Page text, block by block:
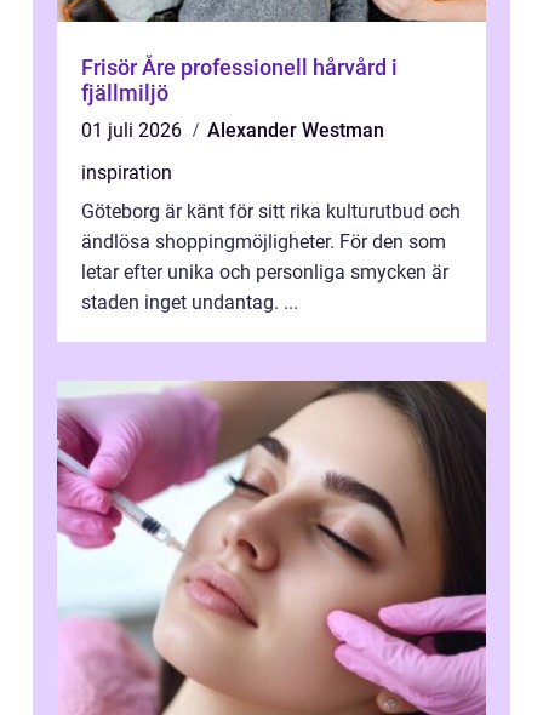
Frisör Åre professionell hårvård i
fjällmiljö
01 juli 2026
Alexander Westman
inspiration
Göteborg är känt för sitt rika kulturutbud och
ändlösa shoppingmöjligheter. För den som
letar efter unika och personliga smycken är
staden inget undantag. ...